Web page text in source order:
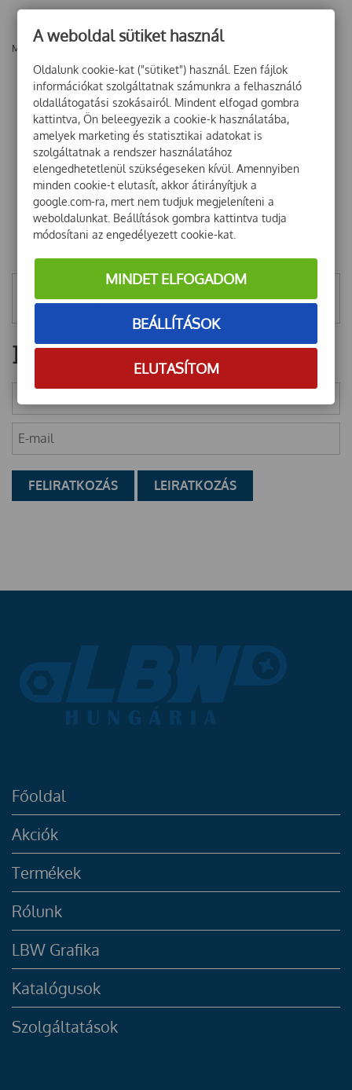
Még nincsenek vélemények ehhez a termékhez!
Mentett szűrők
Hírlevél
Főoldal
Akciók
Termékek
Rólunk
LBW Grafika
Katalógusok
Szolgáltatások
A weboldal sütiket használ
Oldalunk cookie-kat ("sütiket") használ. Ezen fájlok
információkat szolgáltatnak számunkra a felhasználó
oldallátogatási szokásairól. Mindent elfogad gombra
kattintva, Ön beleegyezik a cookie-k használatába,
amelyek marketing és statisztikai adatokat is
szolgáltatnak a rendszer használatához
elengedhetetlenül szükségeseken kívül. Amennyiben
minden cookie-t elutasít, akkor átirányítjuk a
google.com-ra, mert nem tudjuk megjeleníteni a
weboldalunkat. Beállítások gombra kattintva tudja
módosítani az engedélyezett cookie-kat.
MINDET ELFOGADOM
BEÁLLÍTÁSOK
ELUTASÍTOM